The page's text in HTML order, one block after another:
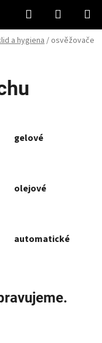
Hledat
KOŠÍK
a hygiena/ osvěžovače
gelové
olejové
automatické